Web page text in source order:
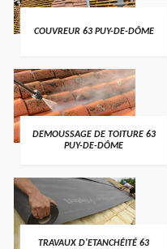
COUVREUR 63 PUY-DE-DÔME
DEMOUSSAGE DE TOITURE 63
PUY-DE-DÔME
TRAVAUX D'ETANCHÉITÉ 63